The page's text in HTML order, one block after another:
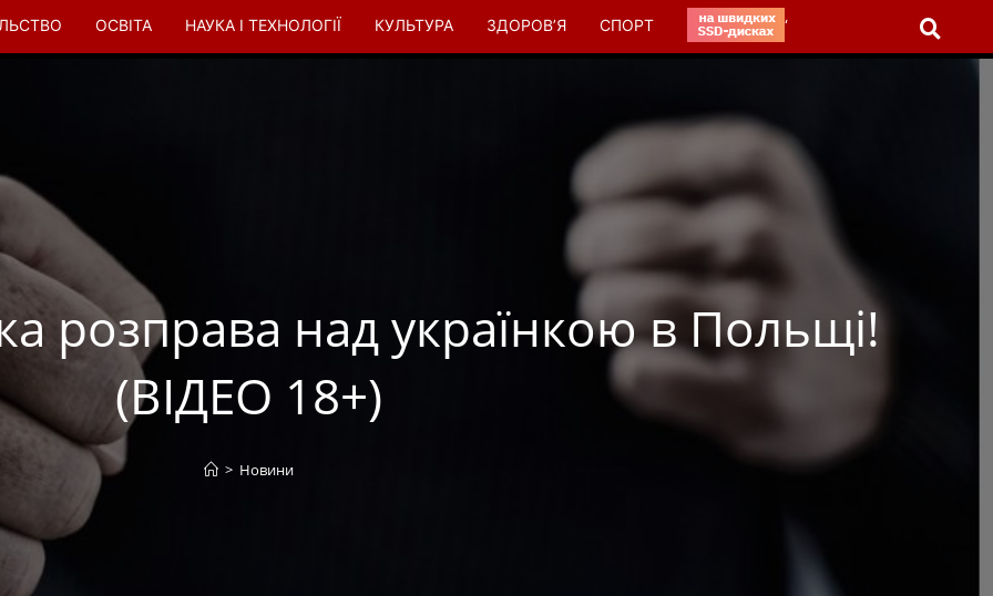
ОСВІТА НАУКА І ТЕХНОЛОГІЇ КУЛЬТУРА ЗДОРОВ’Я СПОРТ ‘
розправа над українкою в Польщі!
(ВІДЕО 18+)
> Новини